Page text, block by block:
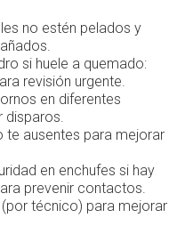
no estén pelados y
si huele a quemado:
revisión urgente.
en diferentes
te ausentes para mejorar
en enchufes si hay
prevenir contactos.
técnico) para mejorar